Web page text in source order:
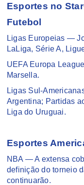
Esportes no
Futebol
Ligas Europeias —
LaLiga, Série A,
UEFA Europa
Marsella.
Ligas Sul-
Argentina; Partidas
Liga do Uruguai.
Esportes
NBA — A extensa
definição do torneio
continuarão.